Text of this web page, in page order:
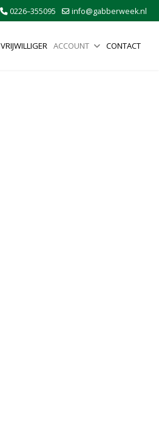
0226–355095 info@gabberweek.nl
VRIJWILLIGER ACCOUNT CONTACT